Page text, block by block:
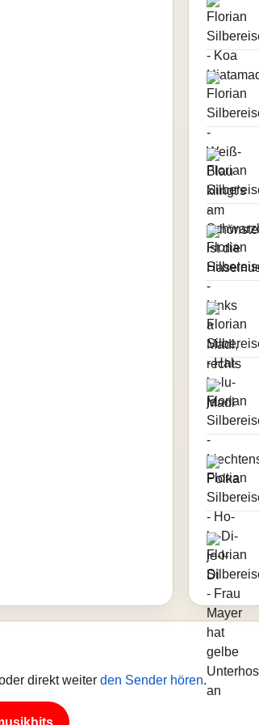
direkt weiter den Sender hören.